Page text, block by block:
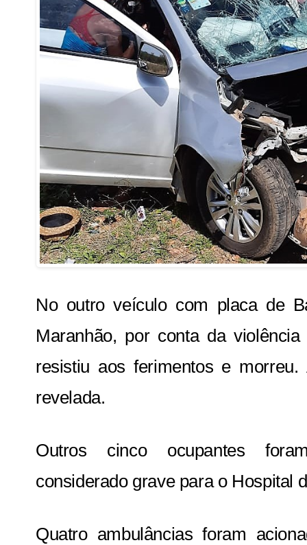
No outro veículo com placa de
Maranhão, por conta da
resistiu aos ferimentos e
revelada.
Outros cinco ocupantes
considerado grave para o Hospital
Quatro ambulâncias foram